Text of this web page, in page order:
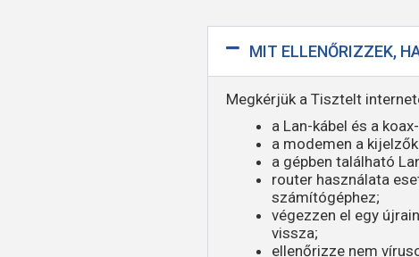
MIT ELLENŐRIZZEK,
Megkérjük a Tisztelt
a Lan-kábel és a
a modemen a
a gépben található
router használata
számítógéphez;
végezzen el egy
vissza;
ellenőrizze nem